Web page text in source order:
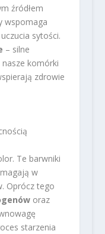
źródłem
wspomaga
sytości.
– silne
komórki
zdrowie
Te barwniki
w
Oprócz tego
oraz
starzenia